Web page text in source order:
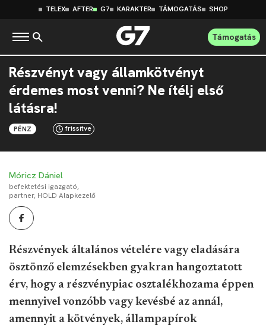
TELEX AFTER G7 KARAKTER TÁMOGATÁS SHOP
Támogatás
Részvényt vagy államkötvényt
érdemes most venni? Ne ítélj első
látásra!
PÉNZ frissítve
Móricz Dániel
befektetési igazgató,
partner, HOLD Alapkezelő
Részvények általános vételére vagy eladására
ösztönző elemzésekben gyakran hangoztatott
érv, hogy a részvénypiac osztalékhozama éppen
mennyivel vonzóbb vagy kevésbé az annál,
amennyit a kötvények, állampapírok